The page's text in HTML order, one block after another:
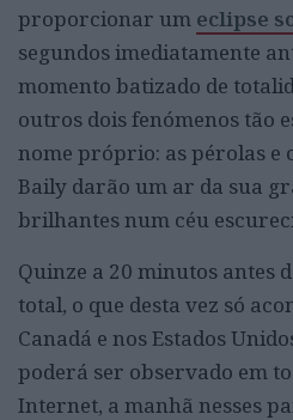
proporcionar um eclipse
segundos imediatamente
momento batizado de
outros dois fenómenos tão
nome próprio: as pérolas e
Baily darão um ar da sua
brilhantes num céu
Quinze a 20 minutos antes
total, o que desta vez só
Canadá e nos Estados
poderá ser observado em
Internet, a manhã nesses